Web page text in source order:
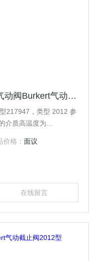
宝德2012型00217947宝德气动阀Burkert气动截止阀2012型217947
217947，类型 2012 参
介质高温度为
8711型 00290414
外部控制的Burkert直
价格： 面议
在线留言